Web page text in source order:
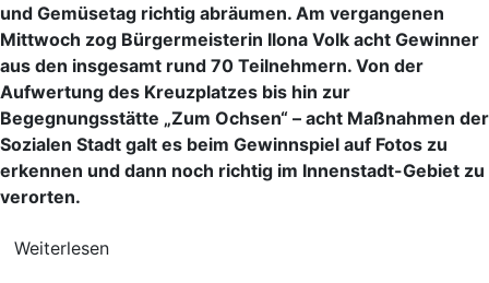
und Gemüsetag richtig abräumen. Am vergangenen
Mittwoch zog Bürgermeisterin Ilona Volk acht Gewinner
aus den insgesamt rund 70 Teilnehmern. Von der
Aufwertung des Kreuzplatzes bis hin zur
Begegnungsstätte „Zum Ochsen“ – acht Maßnahmen der
Sozialen Stadt galt es beim Gewinnspiel auf Fotos zu
erkennen und dann noch richtig im Innenstadt-Gebiet zu
verorten.
Weiterlesen